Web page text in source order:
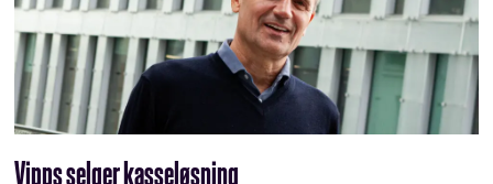
Vipps selger kasseløsning